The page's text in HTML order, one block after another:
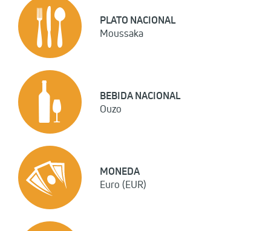
PLATO NACIONAL
Moussaka
BEBIDA NACIONAL
Ouzo
MONEDA
Euro (EUR)